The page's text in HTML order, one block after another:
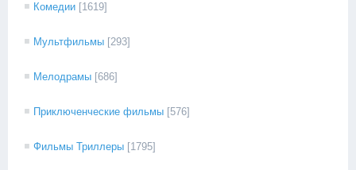
Комедии [1619]
Мультфильмы [293]
Мелодрамы [686]
Приключенческие фильмы [576]
Фильмы Триллеры [1795]